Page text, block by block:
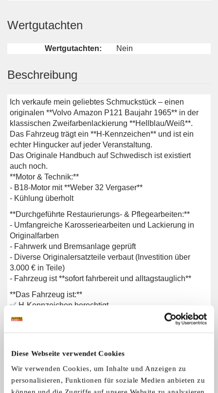
Diese Webseite verwendet Cookies
Wir verwenden Cookies, um Inhalte und Anzeigen zu
personalisieren, Funktionen für soziale Medien anbieten zu
Wertgutachten
Wertgutachten: Nein
Beschreibung
Ich verkaufe mein geliebtes Schmuckstück – einen
originalen **Volvo Amazon P121 Baujahr 1965** in der
klassischen Zweifarbenlackierung **Hellblau/Weiß**.
Das Fahrzeug trägt ein **H-Kennzeichen** und ist ein
echter Hingucker auf jeder Veranstaltung.
Das Originale Handbuch auf Schwedisch ist existiert
auch noch.
**Motor & Technik:**
- B18-Motor mit **Weber 32 Vergaser**
- Kühlung überholt
**Durchgeführte Restaurierungs- & Pflegearbeiten:**
- Umfangreiche Karosseriearbeiten und Lackierung in
Originalfarben
- Fahrwerk und Bremsanlage geprüft
- Diverse Originalersatzteile verbaut (Investition über
3.000 € in Teile)
- Fahrzeug ist **sofort fahrbereit und alltagstauglich**
**Das Fahrzeug ist:**
✅ H-Kennzeichen berechtigt
✅TÜV bis 05/28
---
**Tausch:**
Ich bin auch an einem **Tausch** interessiert! Angebote